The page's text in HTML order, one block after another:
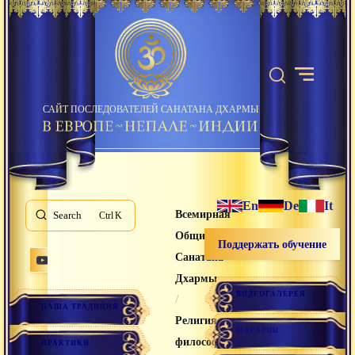
САЙТ ПОСЛЕДОВАТЕЛЕЙ САНАТАНА ДХАРМЫ
Search K
НАША ТРАДИЦИЯ
ПРАКТИКИ
Всемирная
Община
Санатана
Дхармы
/
Религия и
философия
En De It
Поддержать обучение
ВИДЕОГАЛЕРЕЯ
МАГАЗИН